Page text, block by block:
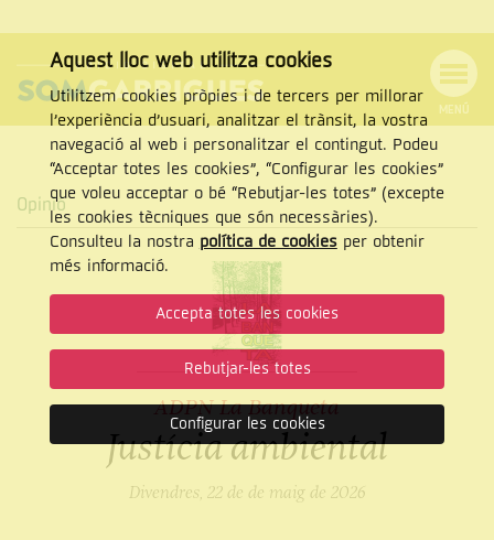
NAVEGACIÓ
MENÚ
Cercar
CERCAR
Opinió
ADPN La Banqueta
Justícia ambiental
Divendres, 22 de de maig de 2026
Aquest lloc web utilitza cookies
Utilitzem cookies pròpies i de tercers per millorar
l’experiència d’usuari, analitzar el trànsit, la vostra
navegació al web i personalitzar el contingut. Podeu
“Acceptar totes les cookies”, “Configurar les cookies”
que voleu acceptar o bé “Rebutjar-les totes” (excepte
les cookies tècniques que són necessàries).
Consulteu la nostra política de cookiesper obtenir
més informació.
Accepta totes les cookies
Rebutjar-les totes
Configurar les cookies